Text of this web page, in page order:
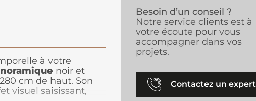
à votre
noir et
cm de haut. Son
visuel saisissant,
Besoin d’un conseil ?
Notre service clients est à
votre écoute pour vous
accompagner dans vos
projets.
Contactez un expert